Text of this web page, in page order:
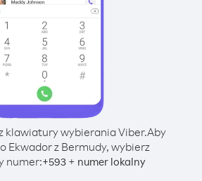
klawiatury wybierania Viber.Aby
Ekwador z Bermudy, wybierz
numer:+593+ numer lokalny